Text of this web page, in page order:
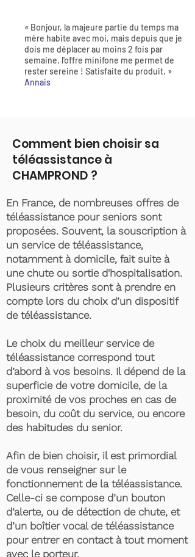
« Bonjour, la majeure partie du temps ma
mère habite avec moi, mais depuis que je
dois me déplacer au moins 2 fois par
semaine, l'offre minifone me permet de
rester sereine ! Satisfaite du produit. »
Annais
Comment bien choisir sa
téléassistance à
CHAMPROND ?
En France, de nombreuses offres de
téléassistance pour seniors sont
proposées. Souvent, la souscription à
un service de téléassistance,
notamment à domicile, fait suite à
une chute ou sortie d'hospitalisation.
Plusieurs critères sont à prendre en
compte lors du choix d’un dispositif
de téléassistance.
Le choix du meilleur service de
téléassistance correspond tout
d’abord à vos besoins. Il dépend de la
superficie de votre domicile, de la
proximité de vos proches en cas de
besoin, du coût du service, ou encore
des habitudes du senior.
Afin de bien choisir, il est primordial
de vous renseigner sur le
fonctionnement de la téléassistance.
Celle-ci se compose d’un bouton
d’alerte, ou de détection de chute, et
d’un boîtier vocal de téléassistance
pour entrer en contact à tout moment
avec le porteur.